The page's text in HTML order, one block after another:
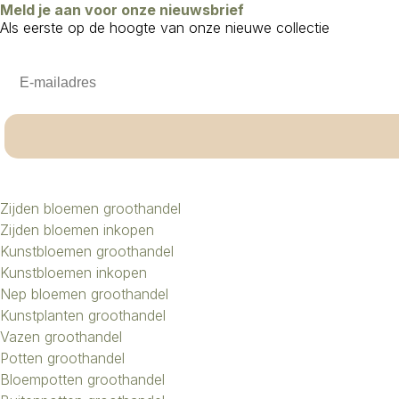
Meld je aan voor onze nieuwsbrief
Als eerste op de hoogte van onze nieuwe collectie
Zijden bloemen groothandel
Zijden bloemen inkopen
Kunstbloemen groothandel
Kunstbloemen inkopen
Nep bloemen groothandel
Kunstplanten groothandel
Vazen groothandel
Potten groothandel
Bloempotten groothandel